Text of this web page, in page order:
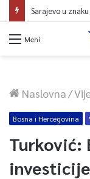
Meni
Naslovna/
Bosna i Hercegovina
Turković: